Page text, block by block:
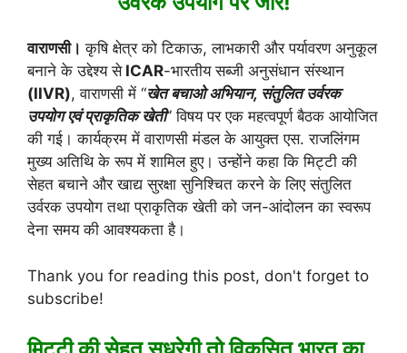
वाराणसी। कृषि क्षेत्र को टिकाऊ, लाभकारी और पर्यावरण अनुकूल
बनाने के उद्देश्य सेICAR-भारतीय सब्जी अनुसंधान संस्थान
(IIVR), वाराणसी में “खेत बचाओ अभियान, संतुलित उर्वरक
उपयोग एवं प्राकृतिक खेती” विषय पर एक महत्वपूर्ण बैठक आयोजित
की गई। कार्यक्रम में वाराणसी मंडल के आयुक्त एस. राजलिंगम
मुख्य अतिथि के रूप में शामिल हुए। उन्होंने कहा कि मिट्टी की
सेहत बचाने और खाद्य सुरक्षा सुनिश्चित करने के लिए संतुलित
उर्वरक उपयोग तथा प्राकृतिक खेती को जन-आंदोलन का स्वरूप
देना समय की आवश्यकता है।
Thank you for reading this post, don't forget to
subscribe!